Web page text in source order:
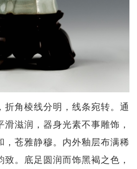
折角棱线分明，线条宛转。通
滋润，器身光素不事雕饰，
，苍雅静穆。内外釉层布满稀
。底足圆润而饰黑褐之色，